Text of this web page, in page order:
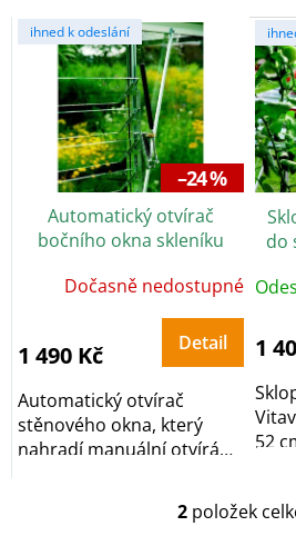
r
o
V
ý
ihned k odeslání
–24 %
Automatický otvírač
bočního okna skleníku
Dočasně nedostupné
1 490 Kč Detail
Automatický otvírač
stěnového okna, který
nahradí manuální otvírání,
do
1
52
O
2položek